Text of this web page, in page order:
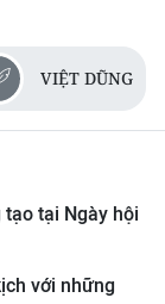
VIỆT DŨNG
tại Ngày hội
với những